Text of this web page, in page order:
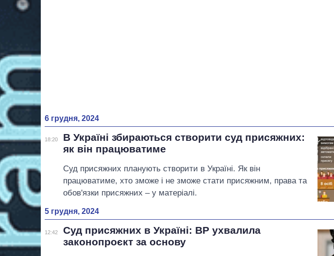
6 грудня, 2024
18:20
В Україні збираються створити суд присяжних:
як він працюватиме
Суд присяжних планують створити в Україні. Як він
працюватиме, хто зможе і не зможе стати присяжним, права та
обов'язки присяжних – у матеріалі.
5 грудня, 2024
12:42
Суд присяжних в Україні: ВР ухвалила
законопроєкт за основу